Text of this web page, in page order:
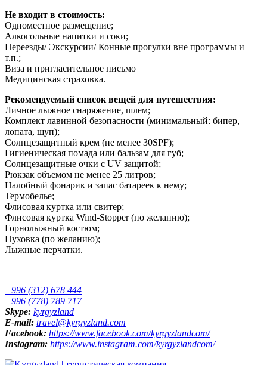
Не входит в стоимость:
Одноместное размещение;
Алкогольные напитки и соки;
Переезды/ Экскурсии/ Конные прогулки вне программы и
т.п.;
Виза и пригласительное письмо
Медицинская страховка.
Рекомендуемый список вещей для путешествия:
Личное лыжное снаряжение, шлем;
Комплект лавинной безопасности (минимальный: бипер,
лопата, щуп);
Солнцезащитный крем (не менее 30SPF);
Гигиеническая помада или бальзам для губ;
Солнцезащитные очки с UV защитой;
Рюкзак объемом не менее 25 литров;
Налобный фонарик и запас батареек к нему;
Термобелье;
Флисовая куртка или свитер;
Флисовая куртка Wind-Stopper (по желанию);
Горнолыжный костюм;
Пуховка (по желанию);
Лыжные перчатки.
+996 (312) 678 444
+996 (778) 789 717
Skype: kyrgyzland
E-mail: travel@kyrgyzland.com
Facebook: https://www.facebook.com/kyrgyzlandcom/
Instagram: https://www.instagram.com/kyrgyzlandcom/